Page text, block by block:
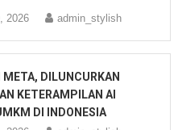
2026 admin_stylish
META, DILUNCURKAN
KETERAMPILAN AI
DI INDONESIA